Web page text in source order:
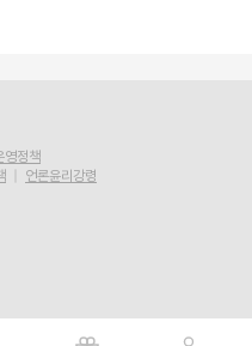
영정책
언론윤리강령